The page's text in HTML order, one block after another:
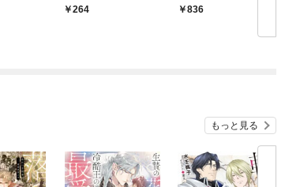
【単話】 1話
264
ーレム？なにそれおい
836
もっと見る